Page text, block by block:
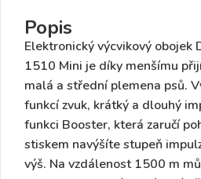
Popis
Elektronický výcvikový obojek
1510 Mini je díky menšímu
malá a střední plemena psů.
funkcízvuk, krátký a dlouhý
funkci Booster, která zaručí
stiskem navýšíte stupeň
výš. Na vzdálenost1500 m